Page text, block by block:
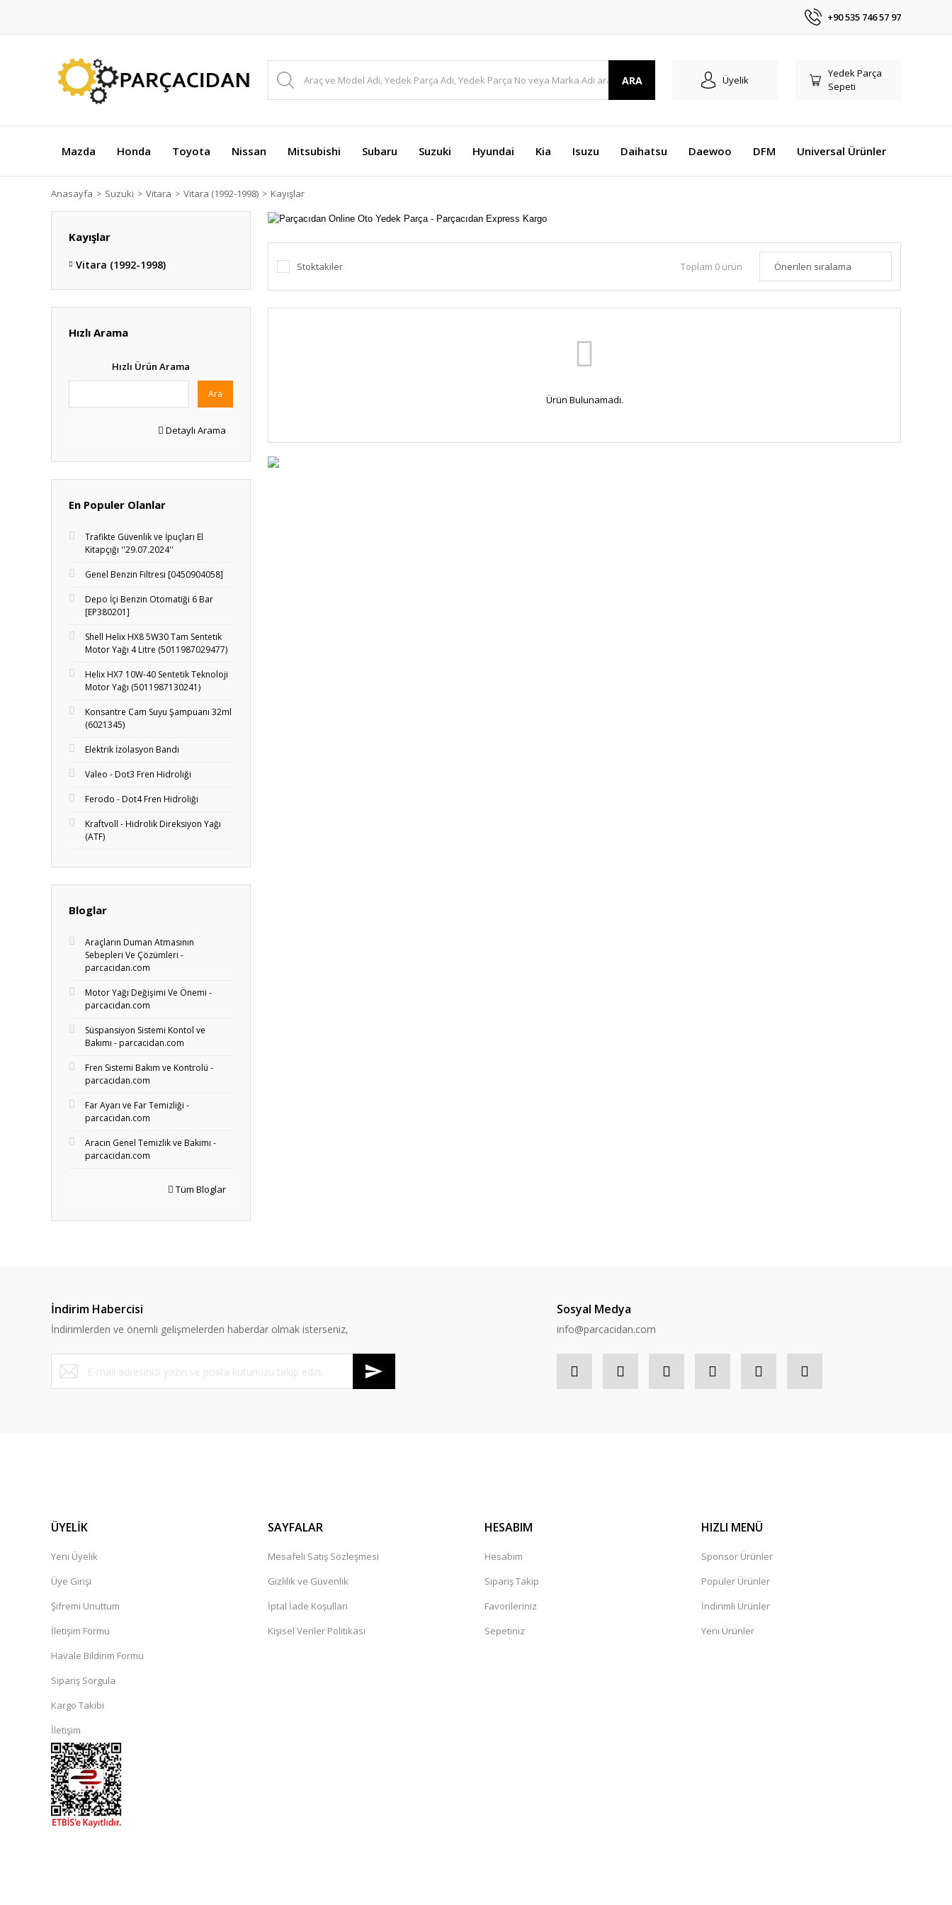
+90 535 746 57 97
ARA Üyelik
Yedek Parça
Sepeti
Mazda Honda Toyota Nissan Mitsubishi Subaru Suzuki Hyundai Kia Isuzu Daihatsu Daewoo DFM Universal Ürünler
Anasayfa Suzuki Vitara Vitara (1992-1998) Kayışlar
Kayışlar
Vitara (1992-1998)
Hızlı Arama
Hızlı Ürün Arama
Ara
Detaylı Arama
En Populer Olanlar
Trafikte Güvenlik ve İpuçları El
Kitapçığı ''29.07.2024''
Genel Benzin Filtresi [0450904058]
Depo İçi Benzin Otomatiği 6 Bar
[EP380201]
Shell Helix HX8 5W30 Tam Sentetik
Motor Yağı 4 Litre (5011987029477)
Helix HX7 10W-40 Sentetik Teknoloji
Motor Yağı (5011987130241)
Konsantre Cam Suyu Şampuanı 32ml
(6021345)
Elektrik İzolasyon Bandı
Valeo - Dot3 Fren Hidroliği
Ferodo - Dot4 Fren Hidroliği
Kraftvoll - Hidrolik Direksiyon Yağı
(ATF)
Bloglar
Araçların Duman Atmasının
Sebepleri Ve Çözümleri -
parcacidan.com
Motor Yağı Değişimi Ve Önemi -
parcacidan.com
Süspansiyon Sistemi Kontol ve
Bakımı - parcacidan.com
Fren Sistemi Bakım ve Kontrolü -
parcacidan.com
Far Ayarı ve Far Temizliği -
parcacidan.com
Aracın Genel Temizlik ve Bakımı -
parcacidan.com
Tüm Bloglar
Stoktakiler Toplam 0 ürün
Ürün Bulunamadı.
İndirim Habercisi
İndirimlerden ve önemli gelişmelerden haberdar olmak isterseniz,
Sosyal Medya
info@parcacidan.com
ÜYELİK
Yeni Üyelik
Üye Girişi
Şifremi Unuttum
İletişim Formu
Havale Bildirim Formu
Sipariş Sorgula
Kargo Takibi
İletişim
SAYFALAR
Mesafeli Satış Sözleşmesi
Gizlilik ve Güvenlik
İptal İade Koşullari
Kişisel Veriler Politikası
HESABIM
Hesabım
Sipariş Takip
Favorileriniz
Sepetiniz
HIZLI MENÜ
Sponsor Ürünler
Popüler Ürünler
İndirimli Ürünler
Yeni Ürünler